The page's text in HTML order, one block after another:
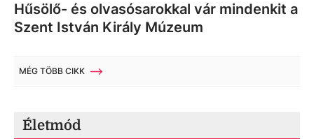
Hűsölő- és olvasósarokkal vár mindenkit a
Szent István Király Múzeum
MÉG TÖBB CIKK
Életmód